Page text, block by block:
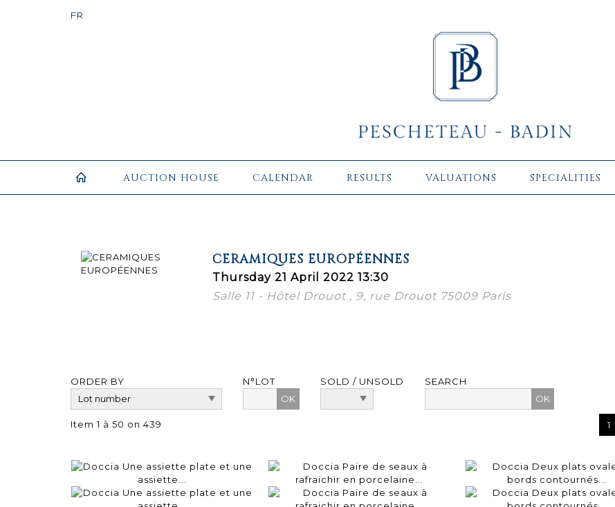
AUCTION HOUSE CALENDAR RESULTS VALUATIONS SPECIALITIES
CERAMIQUES EUROPÉENNES
Thursday 21 April 2022 13:30
Salle 11 - Hôtel Drouot , 9, rue Drouot 75009 Paris
ORDER BY
N°LOT
OK
SOLD / UNSOLD SEARCH
Item 1 à 50 on 439 1